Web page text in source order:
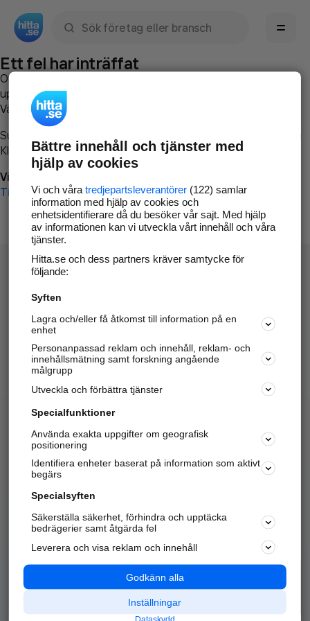
Ett fel har inträffat
Om du vill kan du
uppstod så att vi lättare och snabbare kan avhjälpa det.
Vänligen försök med följande:
Surfa till
Klicka påTillbaka-knappen i webbläsaren och försök igen
Vi beklagar besväret!
Till startsidan
Hitta.se - Gratis nummerupplysning.
Sök företag, personer och platser.
Hitta telefonnummer, adresser, företagsinfo mm.
Marknadsför företaget
Kom igång och annonsera mot
samarbetspartners nära dig.
Alla kategorier
Populära sökningar
API & Kartor
Annonsera
Integritet
Nödnummer
Bättre innehåll och tjänster med
hjälp av cookies
Vi och våra tredjepartsleverantörer(122) samlar
information med hjälp av cookies och
enhetsidentifierare då du besöker vår sajt. Med hjälp
av informationen kan vi utveckla vårt innehåll och våra
tjänster.
Hitta.se och dess partners kräver samtycke för
följande:
Syften
Lagra och/eller få åtkomst till information på en
enhet
Personanpassad reklam och innehåll, reklam- och
innehållsmätning samt forskning angående
målgrupp
Utveckla och förbättra tjänster
Specialfunktioner
Använda exakta uppgifter om geografisk
positionering
Identifiera enheter baserat på information som aktivt
begärs
Specialsyften
Säkerställa säkerhet, förhindra och upptäcka
bedrägerier samt åtgärda fel
Leverera och visa reklam och innehåll
Godkänn alla
Inställningar
Dataskydd